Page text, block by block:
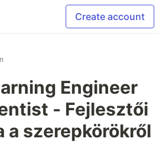
Create account
Engineer
- Fejlesztői
a szerepkörökről